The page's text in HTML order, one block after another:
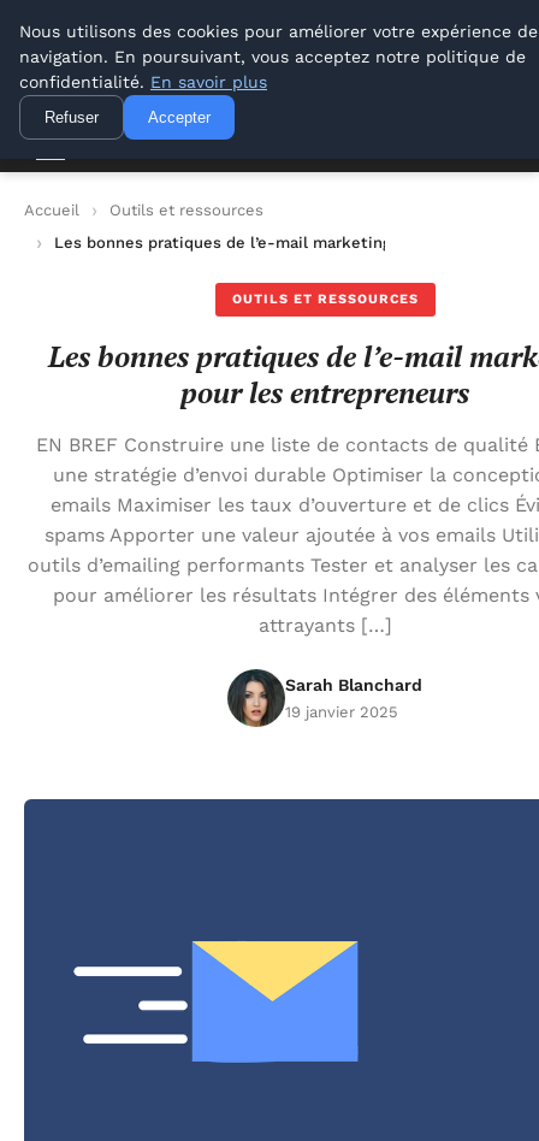
Lyon Photos
Lyon Photos
Accueil
Outils et ressources
Les bonnes pratiques de l’e-mail marketing pour les
OUTILS ET RESSOURCES
Les bonnes pratiques de l’e-mail
pour les entrepreneurs
EN BREF Construire une liste de contacts de qualité
une stratégie d’envoi durable Optimiser la
emails Maximiser les taux d’ouverture et de clics
spams Apporter une valeur ajoutée à vos emails
outils d’emailing performants Tester et analyser les
pour améliorer les résultats Intégrer des éléments
attrayants […]
Sarah Blanchard
19 janvier 2025
Nous utilisons des cookies pour améliorer votre expérience de
navigation. En poursuivant, vous acceptez notre politique de
confidentialité. En savoir plus
Refuser Accepter